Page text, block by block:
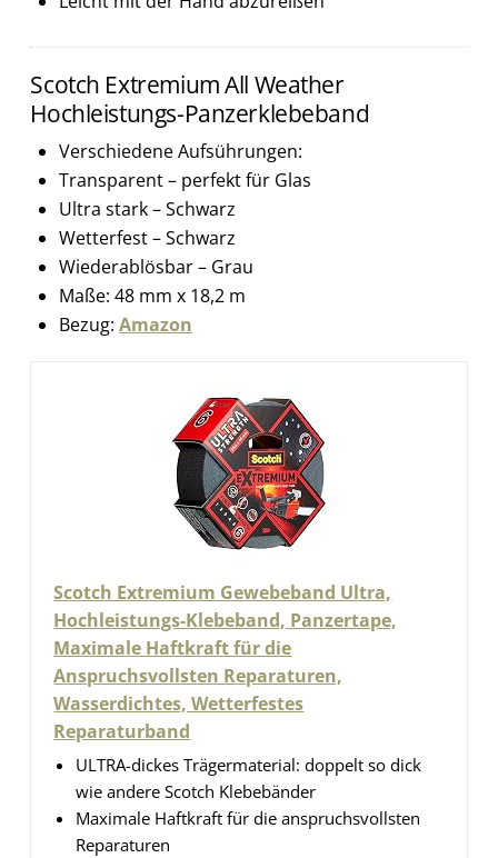
Scotch Extremium All Weather
Hochleistungs-Panzerklebeband
Verschiedene Aufsührungen:
Transparent – perfekt für Glas
Ultra stark – Schwarz
Wetterfest – Schwarz
Wiederablösbar – Grau
Maße: 48 mm x 18,2 m
Bezug: Amazon
Scotch Extremium Gewebeband Ultra,
Hochleistungs-Klebeband, Panzertape,
Maximale Haftkraft für die
Anspruchsvollsten Reparaturen,
Wasserdichtes, Wetterfestes
Reparaturband
ULTRA-dickes Trägermaterial: doppelt so dick
wie andere Scotch Klebebänder
Maximale Haftkraft für die anspruchsvollsten
Reparaturen